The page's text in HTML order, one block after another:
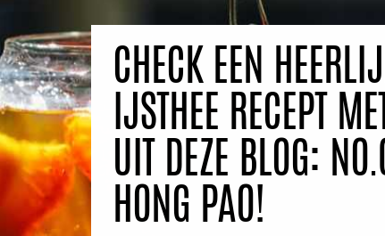
CHECK EEN
IJSTHEE RECEPT
UIT DEZE BLOG:
HONG PAO!